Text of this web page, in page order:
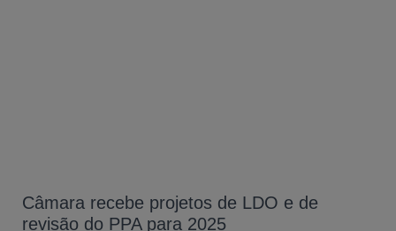
Câmara recebe projetos de LDO e de
revisão do PPA para 2025